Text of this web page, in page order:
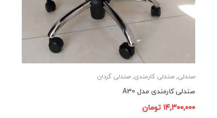
صندلی,صندلی کارمندی,صندلی گردان
صندلی کارمندی مدل A30
۱۴,۳۰۰,۰۰۰تومان